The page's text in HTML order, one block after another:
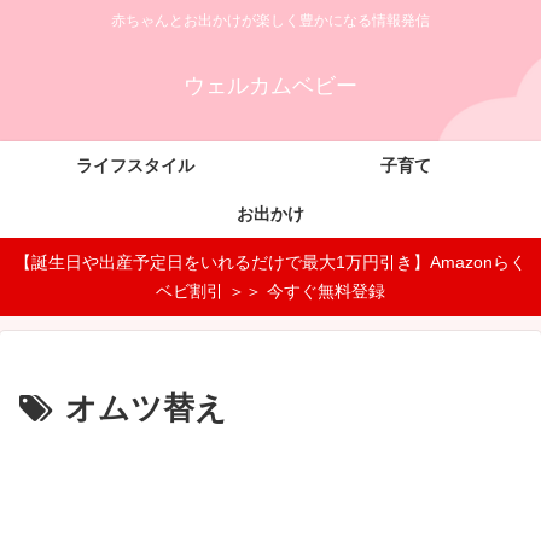
赤ちゃんとお出かけが楽しく豊かになる情報発信
ウェルカムベビー
ライフスタイル 子育て
お出かけ
【誕生日や出産予定日をいれるだけで最大1万円引き】Amazonらく
ベビ割引 ＞＞ 今すぐ無料登録
オムツ替え